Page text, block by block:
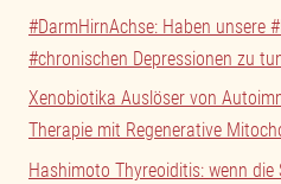
#DarmHirnAchse: Haben unsere
#chronischen Depressionen zu
Xenobiotika Auslöser von
Therapie mit Regenerative
Hashimoto Thyreoiditis: wenn die